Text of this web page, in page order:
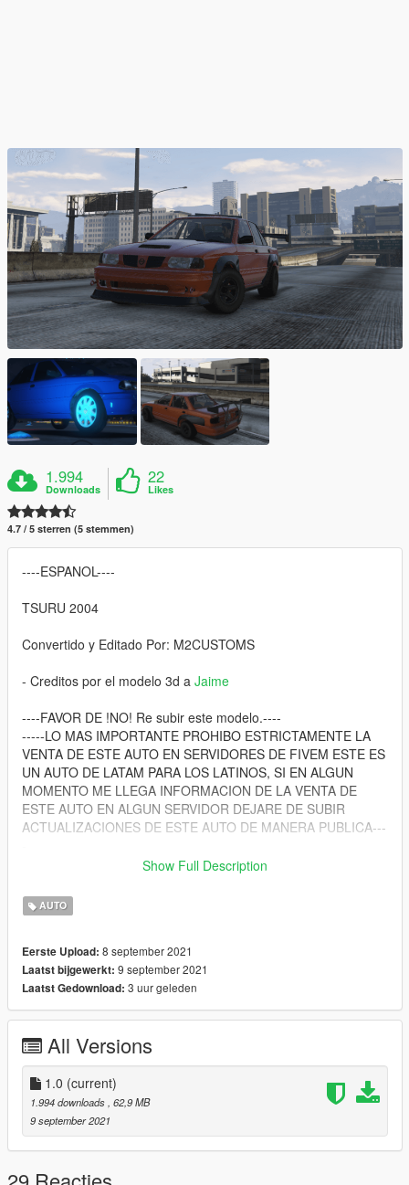
1.994
Downloads
22
Likes
4.7 / 5 sterren (5 stemmen)
----ESPANOL----
TSURU 2004
Convertido y Editado Por: M2CUSTOMS
- Creditos por el modelo 3d a Jaime
----FAVOR DE !NO! Re subir este modelo.----
-----LO MAS IMPORTANTE PROHIBO ESTRICTAMENTE LA
VENTA DE ESTE AUTO EN SERVIDORES DE FIVEM ESTE ES
UN AUTO DE LATAM PARA LOS LATINOS, SI EN ALGUN
MOMENTO ME LLEGA INFORMACION DE LA VENTA DE
ESTE AUTO EN ALGUN SERVIDOR DEJARE DE SUBIR
ACTUALIZACIONES DE ESTE AUTO DE MANERA PUBLICA---
- Completamente funcional in game
- Multiples tunings de exterior y tuneables Vanilla del gta5
Bugs:
- Puedes esperar un fallo visual en los cristales
- Las manos no estan bien acomodadas al volante
-----------------
caracteristicas:
-Tuneables exteriores
-Todas las puertas trabajando
- Posibles cambios de pintura con PAINT1 Para exterior Y
PAINT2 Para el interior en los asientos delanteros
-Todas las luces funcionan
Show Full Description
AUTO
Eerste Upload: 8 september 2021
Laatst bijgewerkt: 9 september 2021
Laatst Gedownload: 3 uur geleden
All Versions
1.0 (current)
1.994 downloads , 62,9 MB
9 september 2021